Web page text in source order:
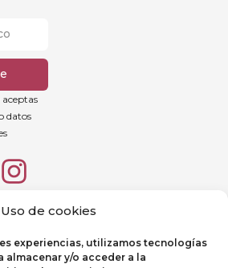
Uso de cookies
experiencias, utilizamos tecnologías
almacenar y/o acceder a la
aceptas
datos